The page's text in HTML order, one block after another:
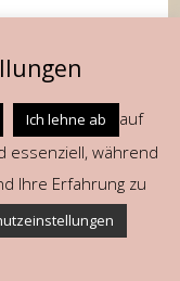
mir gerne an
Ich lehne ab
auf
essenziell, während
Ihre Erfahrung zu